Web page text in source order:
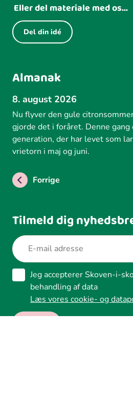
Eller del materiale med os...
Del din idé
Almanak
8. august 2026
Nu flyver den gule
gjorde det i foråret. Denne gang
generation, der har levet som
vrietorn i maj og juni.
Forrige
Tilmeld dig
Jeg accepterer Skoven-i-
behandling af data
Læs vores cookie- og